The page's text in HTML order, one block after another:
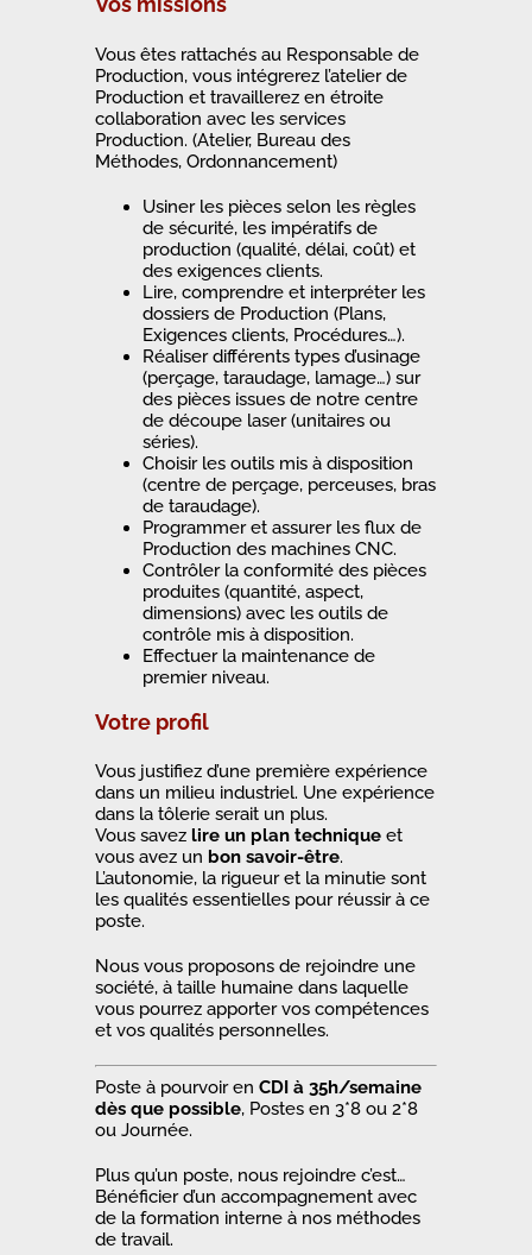
Vous êtes rattachés au Responsable de
Production, vous intégrerez l’atelier de
Production et travaillerez en étroite
collaboration avec les services
Production. (Atelier, Bureau des
Méthodes, Ordonnancement)
Usiner les pièces selon les règles
de sécurité, les impératifs de
production (qualité, délai, coût) et
des exigences clients.
Lire, comprendre et interpréter les
dossiers de Production (Plans,
Exigences clients, Procédures…).
Réaliser différents types d’usinage
(perçage, taraudage, lamage…) sur
des pièces issues de notre centre
de découpe laser (unitaires ou
séries).
Choisir les outils mis à disposition
(centre de perçage, perceuses, bras
de taraudage).
Programmer et assurer les flux de
Production des machines CNC.
Contrôler la conformité des pièces
produites (quantité, aspect,
dimensions) avec les outils de
contrôle mis à disposition.
Effectuer la maintenance de
premier niveau.
Votre profil
Vous justifiez d’une première expérience
dans un milieu industriel. Une expérience
dans la tôlerie serait un plus.
Vous savez lire un plan technique et
vous avez un bon savoir-être.
L’autonomie, la rigueur et la minutie sont
les qualités essentielles pour réussir à ce
poste.
Nous vous proposons de rejoindre une
société, à taille humaine dans laquelle
vous pourrez apporter vos compétences
et vos qualités personnelles.
Poste à pourvoir en CDI à 35h/semaine
dès que possible, Postes en 3*8 ou 2*8
ou Journée.
Plus qu’un poste, nous rejoindre c’est…
Bénéficier d’un accompagnement avec
de la formation interne à nos méthodes
de travail.